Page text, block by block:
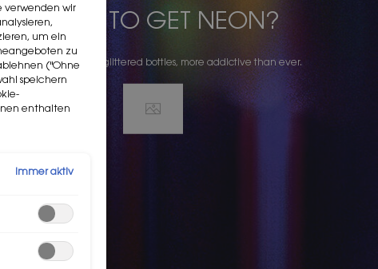
READY TO GET NEON?
3 fragrances, 3 black glittered bottles, more addictive than ever.
verwenden wir
um ein
zu
("Ohne
speichern
enthalten
Immer aktiv